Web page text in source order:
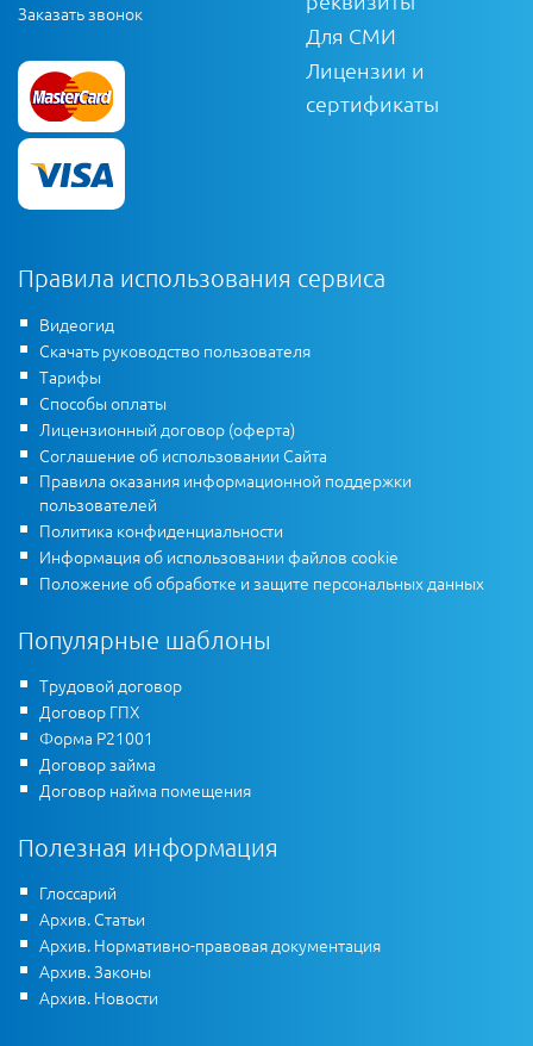
Заказать звонок
Для СМИ
Лицензии и
сертификаты
Правила использования сервиса
Видеогид
Скачать руководство пользователя
Тарифы
Способы оплаты
Лицензионный договор (оферта)
Соглашение об использовании Сайта
Правила оказания информационной поддержки
пользователей
Политика конфиденциальности
Информация об использовании файлов cookie
Положение об обработке и защите персональных данных
Популярные шаблоны
Трудовой договор
Договор ГПХ
Форма Р21001
Договор займа
Договор найма помещения
Полезная информация
Глоссарий
Архив. Статьи
Архив. Нормативно-правовая документация
Архив. Законы
Архив. Новости